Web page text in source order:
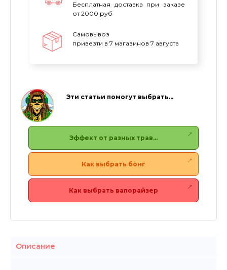
Бесплатная доставка при заказе
от 2000 руб
Самовывоз
привезти в 7 магазинов 7 августа
Эти статьи помогут выбрать…
Эффект от разных трав…
Как выбрать бонг
Как выбрать вапорайзер
Описание